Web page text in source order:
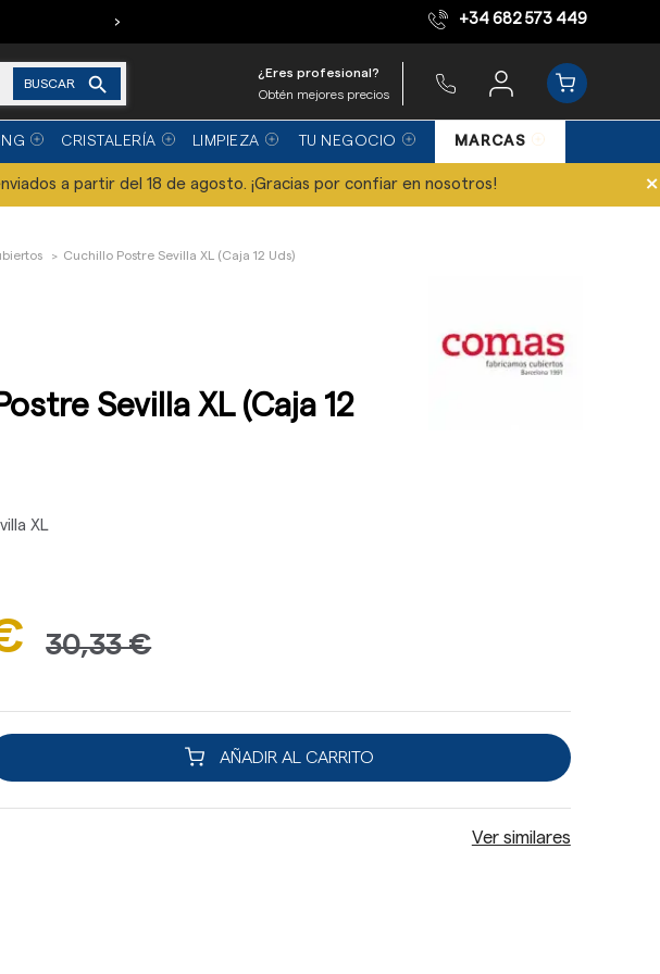
Equipo de expertos
› +34 682 573 449
BUSCAR 
¿Eres profesional?
Obtén mejores precios
CRISTALERÍA LIMPIEZA TU NEGOCIO MARCAS
a partir del 18 de agosto. ¡Gracias por confiar en nosotros! ×
Cuchillo Postre Sevilla XL (Caja 12 Uds)
Sevilla XL (Caja 12
XL
30,33 €
AÑADIR AL CARRITO
Ver similares